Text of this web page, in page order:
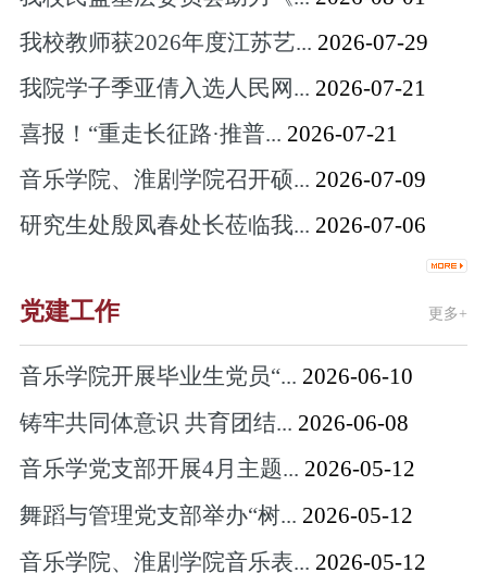
我校教师获2026年度江苏艺... 2026-07-29
我院学子季亚倩入选人民网... 2026-07-21
喜报！“重走长征路·推普... 2026-07-21
音乐学院、淮剧学院召开硕... 2026-07-09
研究生处殷凤春处长莅临我... 2026-07-06
党建工作 更多+
音乐学院开展毕业生党员“... 2026-06-10
铸牢共同体意识 共育团结... 2026-06-08
音乐学党支部开展4月主题... 2026-05-12
舞蹈与管理党支部举办“树... 2026-05-12
音乐学院、淮剧学院音乐表... 2026-05-12